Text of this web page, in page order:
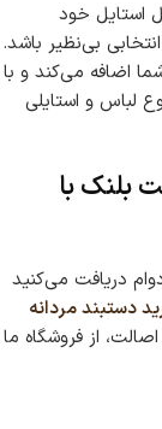
استایل خود
بی‌نظیر باشد.
اضافه می‌کند و با
لباس و استایلی
بلنک با
دریافت می‌کنید
دستبند مردانه
از فروشگاه ما